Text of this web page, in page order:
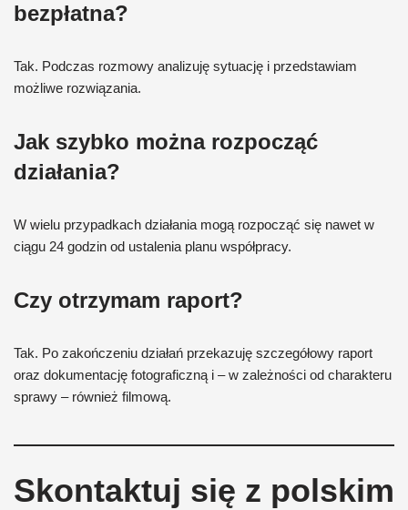
bezpłatna?
Tak. Podczas rozmowy analizuję sytuację i przedstawiam
możliwe rozwiązania.
Jak szybko można rozpocząć
działania?
W wielu przypadkach działania mogą rozpocząć się nawet w
ciągu 24 godzin od ustalenia planu współpracy.
Czy otrzymam raport?
Tak. Po zakończeniu działań przekazuję szczegółowy raport
oraz dokumentację fotograficzną i – w zależności od charakteru
sprawy – również filmową.
Skontaktuj się z polskim